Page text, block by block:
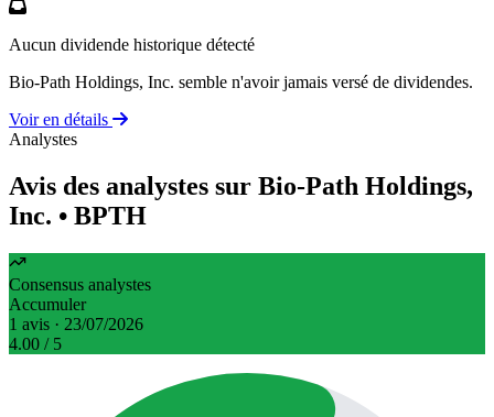
Aucun dividende historique détecté
Bio-Path Holdings, Inc. semble n'avoir jamais versé de dividendes.
Voir en détails
Analystes
Avis des analystes sur Bio-Path Holdings,
Inc. • BPTH
Consensus analystes
Accumuler
1 avis · 23/07/2026
4.00 / 5